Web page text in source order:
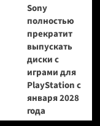
Sony
полностью
прекратит
выпускать
диски с
играми для
PlayStation с
января 2028
года